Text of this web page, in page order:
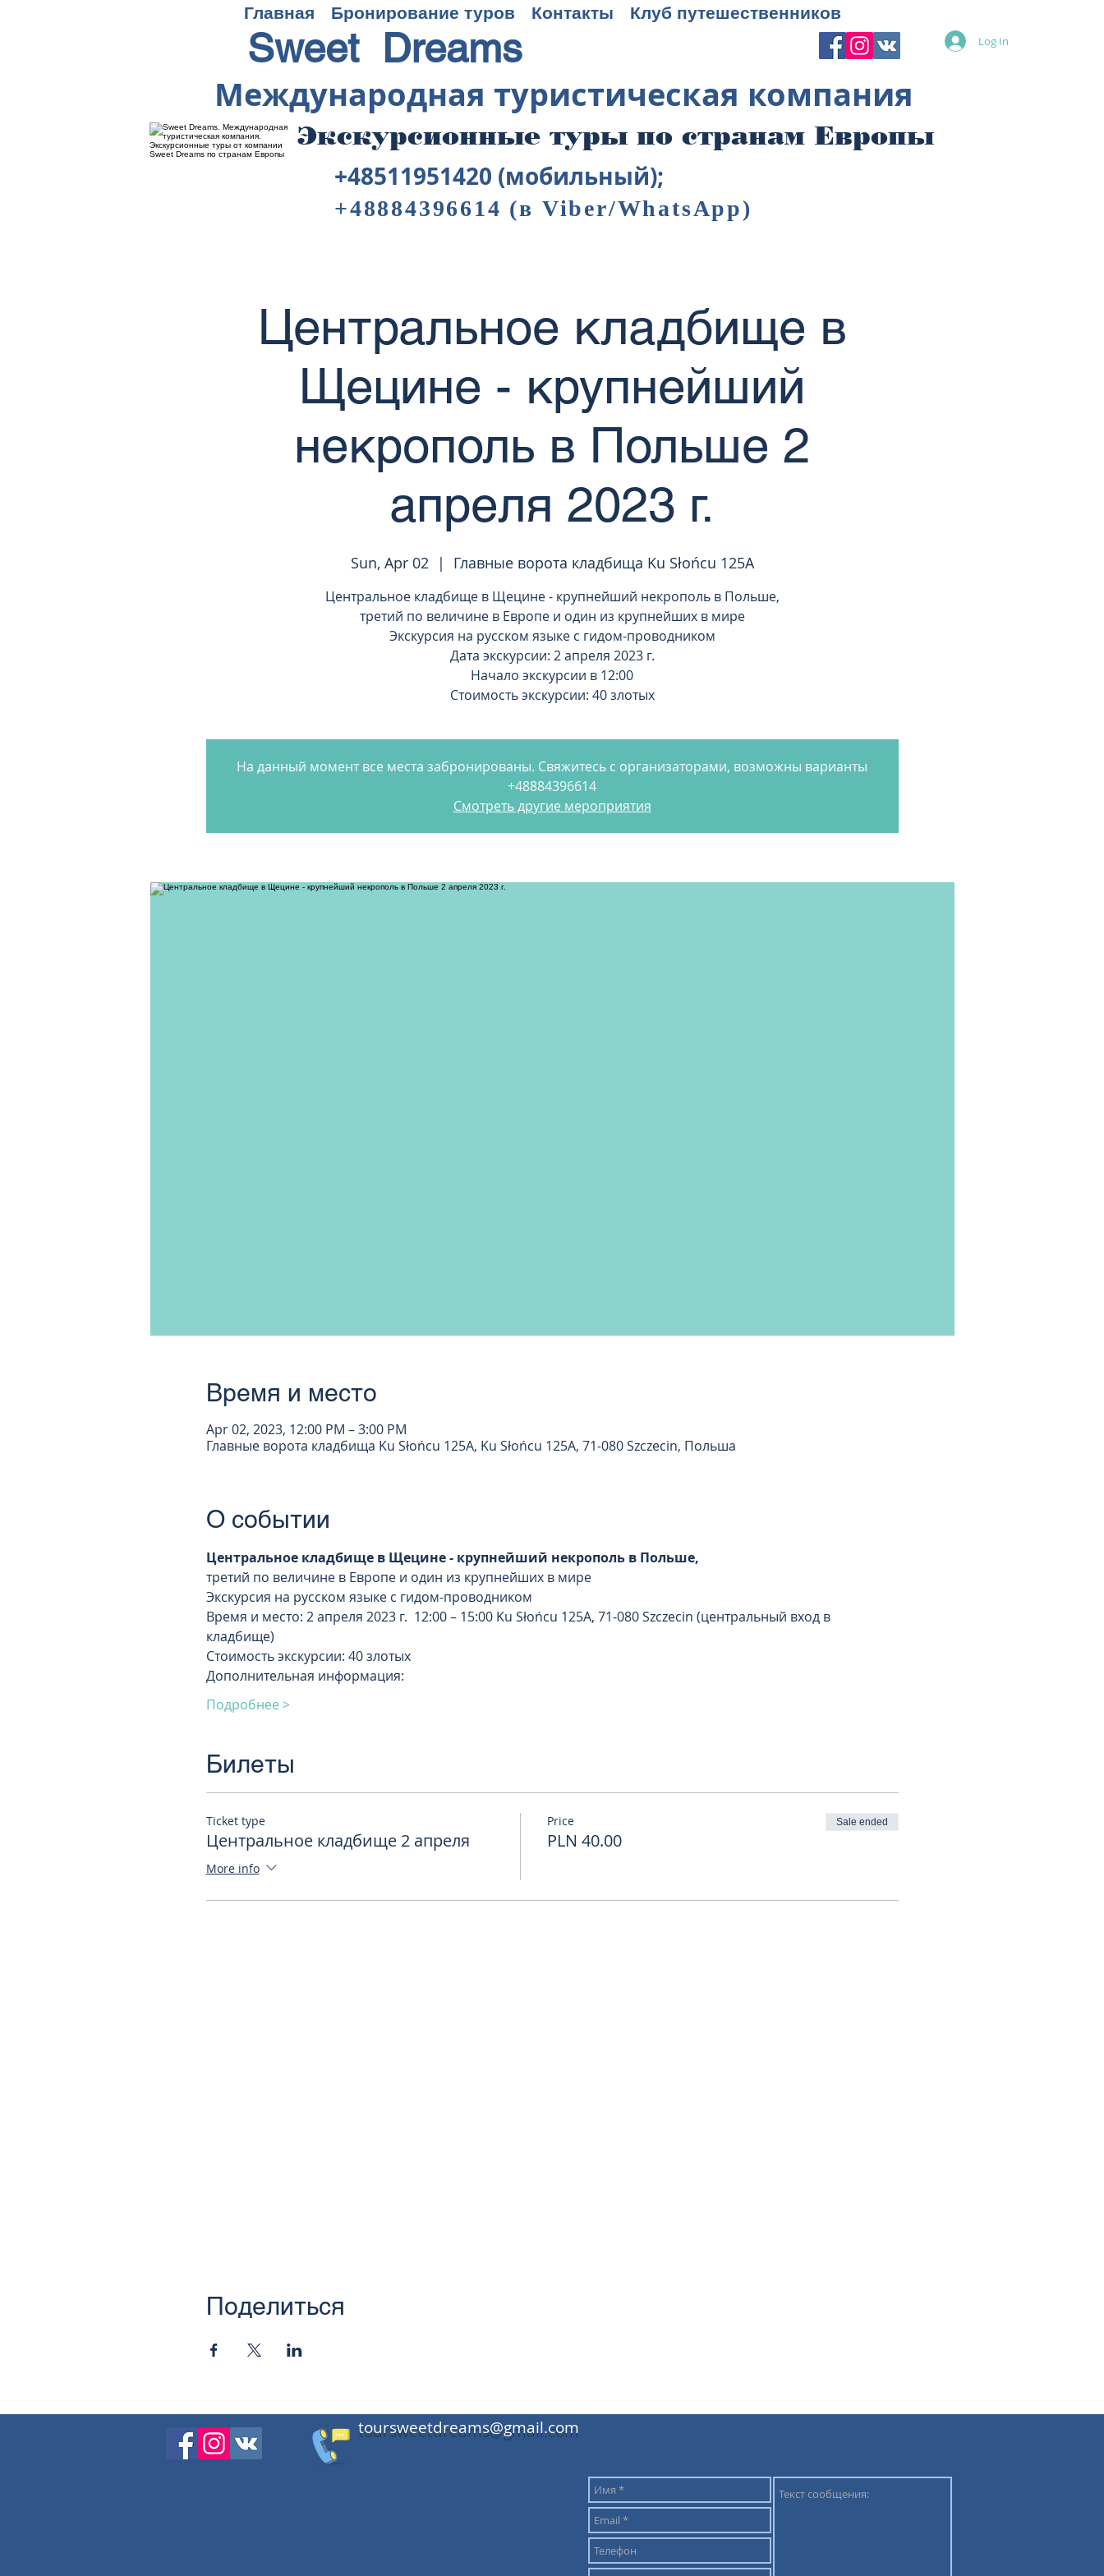
Главная Бронирование туров Контакты Клуб путешественников
Sweet Dreams Log In
Международная туристическая компания
+48511951420 (мобильный);
+48884396614 (в Viber/WhatsApp)
Экскурсионные туры по странам Европы
Центральное кладбище в
Щецине - крупнейший
некрополь в Польше 2
апреля 2023 г.
Sun, Apr 02
  |
Главные ворота кладбища Ku Słońcu 125A
Центральное кладбище в Щецине - крупнейший некрополь в Польше,
третий по величине в Европе и один из крупнейших в мире
Экскурсия на русском языке с гидом-проводником
Дата экскурсии: 2 апреля 2023 г.
Начало экскурсии в 12:00
Стоимость экскурсии: 40 злотых
На данный момент все места забронированы. Свяжитесь с организаторами, возможны варианты
+48884396614
Смотреть другие мероприятия
Время и место
Apr 02, 2023, 12:00 PM – 3:00 PM
Главные ворота кладбища Ku Słońcu 125A, Ku Słońcu 125A, 71-080 Szczecin, Польша
О событии
Центральное кладбище в Щецине - крупнейший некрополь в Польше,
третий по величине в Европе и один из крупнейших в мире
Экскурсия на русском языке с гидом-проводником
Время и место: 2 апреля 2023 г.  12:00 – 15:00 Ku Słońcu 125A, 71-080 Szczecin (центральный вход в
кладбище)
Стоимость экскурсии: 40 злотых
Дополнительная информация:
Подробнее >
Билеты
Ticket type
Центральное кладбище 2 апреля
More info
Price
PLN 40.00
Sale ended
Поделиться
toursweetdreams@gmail.com